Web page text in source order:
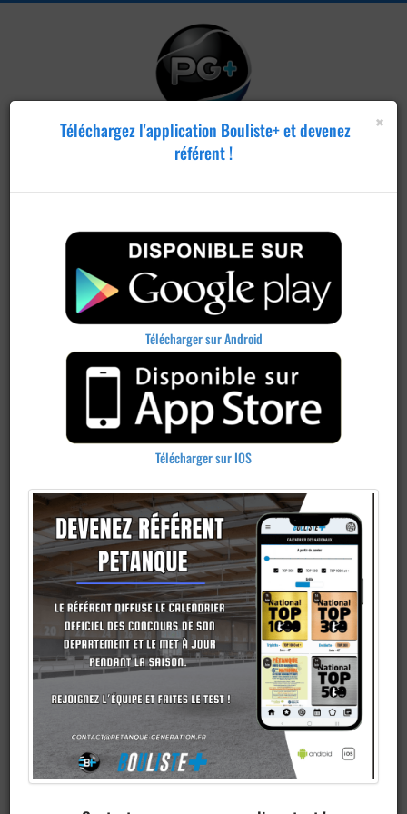
Publier un
concours
Ajouter un
club
×
Téléchargez l'application Bouliste+ et devenez
référent !
Télécharger sur Android
Télécharger sur IOS